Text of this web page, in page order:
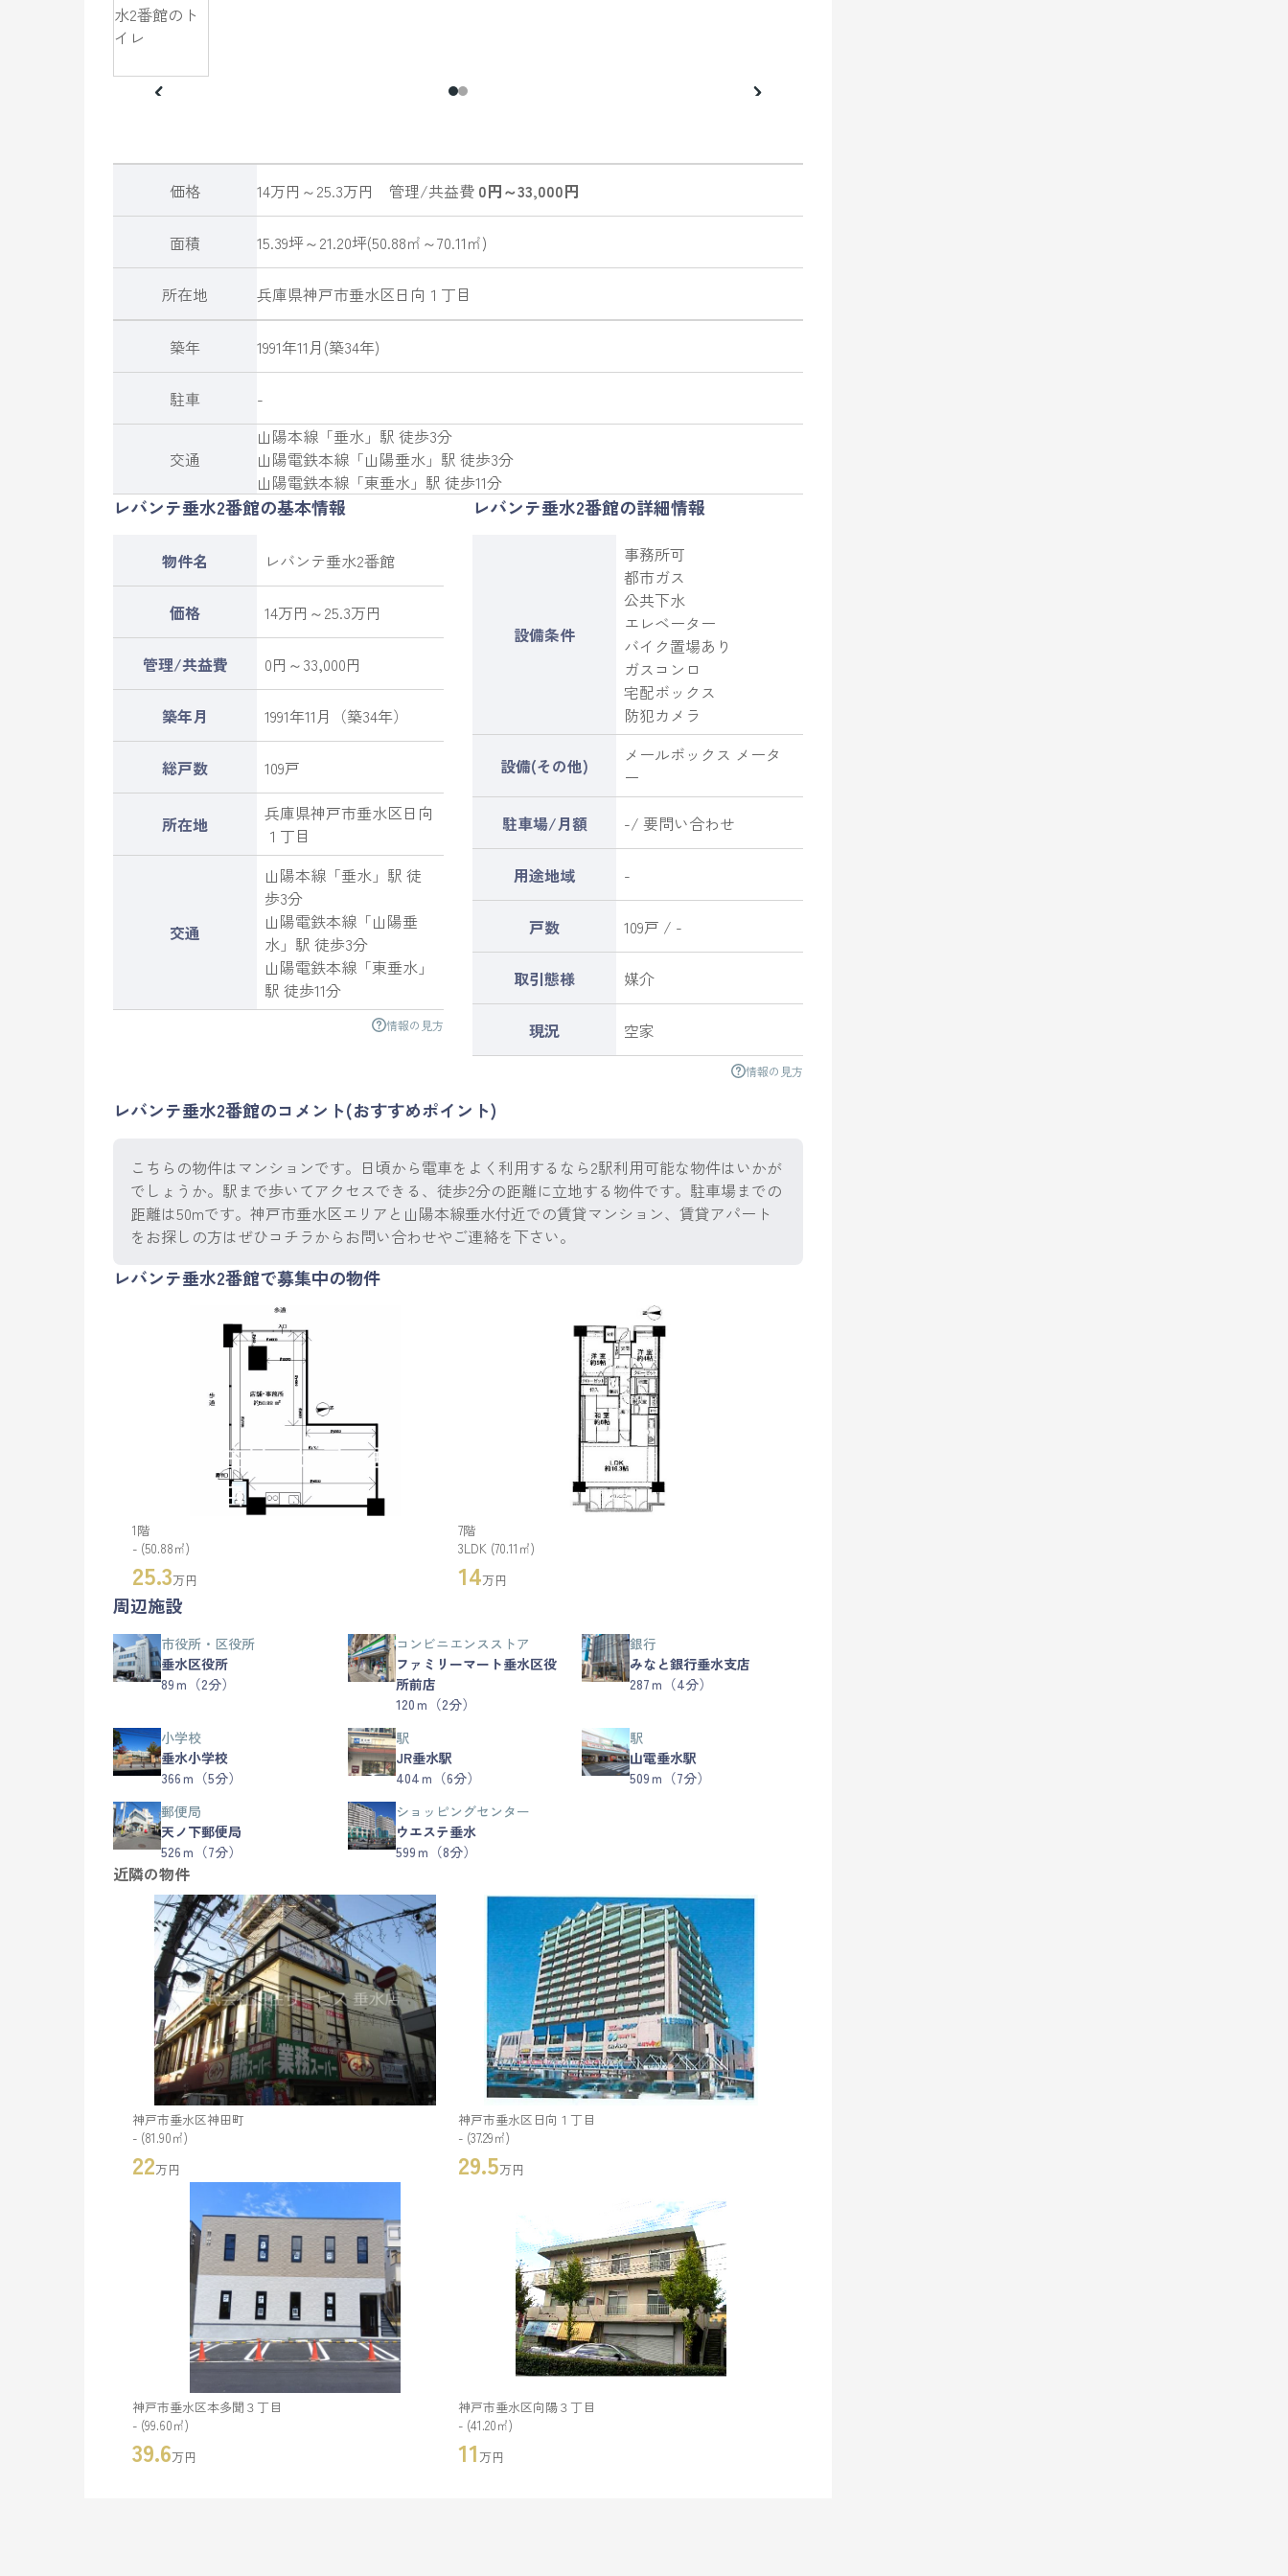
価格 14万円～25.3万円 管理/共益費 0円～33,000円
面積 15.39坪～21.20坪(50.88㎡～70.11㎡)
所在地 兵庫県神戸市垂水区日向 １丁目
築年 1991年11月(築34年)
駐車 -
交通
山陽本線 「垂水 」駅 徒歩3分
山陽電鉄本線 「山陽垂水 」駅 徒歩3分
山陽電鉄本線 「東垂水 」駅 徒歩11分
レバンテ垂水2番館の基本情報
物件名 レバンテ垂水2番館
価格 14万円～25.3万円
管理/共益費 0円～33,000円
築年月 1991年11月（築34年）
総戸数 109戸
所在地 兵庫県神戸市垂水区日向
１丁目
交通
山陽本線 「垂水 」駅 徒
歩3分
山陽電鉄本線 「山陽垂
水 」駅 徒歩3分
山陽電鉄本線 「東垂水 」
駅 徒歩11分
情報の見方
レバンテ垂水2番館の詳細情報
設備条件
事務所可
都市ガス
公共下水
エレベーター
バイク置場あり
ガスコンロ
宅配ボックス
防犯カメラ
設備(その他)
メールボックス メータ
ー
駐車場/月額
-/ 要問い合わせ
用途地域 -
戸数 109戸 / -
取引態様 媒介
現況 空家
情報の見方
レバンテ垂水2番館のコメント(おすすめポイント)
こちらの物件はマンションです。日頃から電車をよく利用するなら2駅利用可能な物件はいかが
でしょうか。駅まで歩いてアクセスできる、徒歩2分の距離に立地する物件です。駐車場までの
距離は50mです。神戸市垂水区エリアと山陽本線垂水付近での賃貸マンション、賃貸アパート
をお探しの方はぜひコチラからお問い合わせやご連絡を下さい。
レバンテ垂水2番館で募集中の物件
1階
- (50.88㎡)
25.3万円
7階
3LDK (70.11㎡)
14万円
周辺施設
市役所・区役所
垂水区役所
89ｍ（2分）
コンビニエンスストア
ファミリーマート垂水区役
所前店
120ｍ（2分）
銀行
みなと銀行垂水支店
287ｍ（4分）
小学校
垂水小学校
366ｍ（5分）
駅
JR垂水駅
404ｍ（6分）
駅
山電垂水駅
509ｍ（7分）
郵便局
天ノ下郵便局
526ｍ（7分）
ショッピングセンター
ウエステ垂水
599ｍ（8分）
近隣の物件
神戸市垂水区神田町
- (81.90㎡)
22万円
神戸市垂水区日向１丁目
- (37.29㎡)
29.5万円
神戸市垂水区本多聞３丁目
- (99.60㎡)
39.6万円
神戸市垂水区向陽３丁目
- (41.20㎡)
11万円